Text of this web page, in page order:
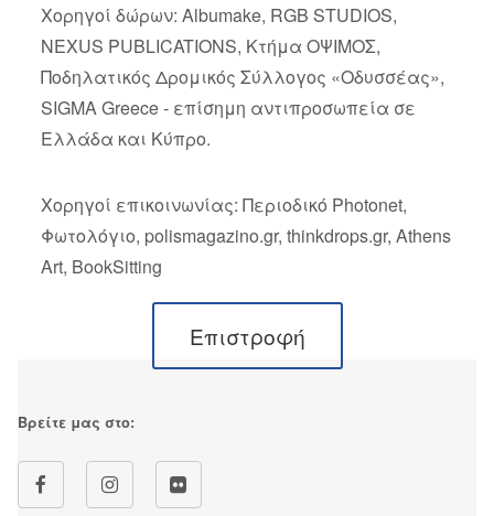
Χορηγοί δώρων: Albumake, RGB STUDIOS,
NEXUS PUBLICATIONS, Κτήμα ΟΨΙΜΟΣ,
Ποδηλατικός Δρομικός Σύλλογος «Οδυσσέας»,
SIGMA Greece - επίσημη αντιπροσωπεία σε
Ελλάδα και Κύπρο.
Χορηγoί επικοινωνίας: Περιοδικό Photonet,
Φωτολόγιο, polismagazino.gr, thinkdrops.gr, Athens
Art, BookSitting
Επιστροφή
Βρείτε μας στο: